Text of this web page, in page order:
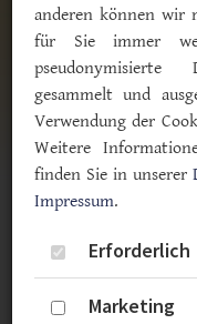
Aktuelle
anderen können wir
für Sie immer
pseudonymisierte
gesammelt und
Verwendung der
Weitere
finden Sie in unserer
Impressum.
Erforderlich
Marketing